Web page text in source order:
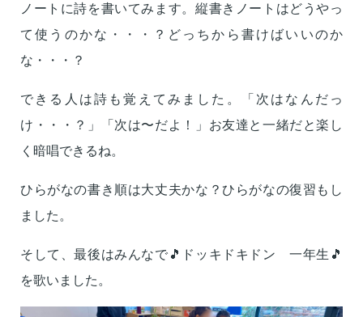
ノートに詩を書いてみます。縦書きノートはどうやっ
て使うのかな・・・？どっちから書けばいいのか
な・・・？
できる人は詩も覚えてみました。「次はなんだっ
け・・・？」「次は〜だよ！」お友達と一緒だと楽し
く暗唱できるね。
ひらがなの書き順は大丈夫かな？ひらがなの復習もし
ました。
そして、最後はみんなで🎵ドッキドキドン 一年生🎵
を歌いました。